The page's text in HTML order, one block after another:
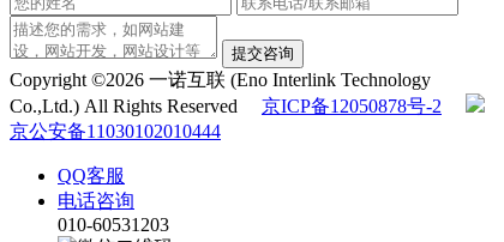
提交咨询
Copyright ©2026 一诺互联 (Eno Interlink Technology
Co.,Ltd.) All Rights Reserved 京ICP备12050878号-2
京公安备11030102010444
QQ客服
电话咨询
010-60531203